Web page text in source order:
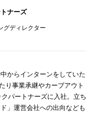
ナーズ
ディレクター
からインターンをしていた
り事業承継やカーブアウト
パートナーズに入社。立ち
」運営会社への出向なども